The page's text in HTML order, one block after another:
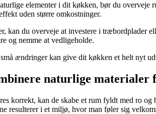
elementer i dit køkken, bør du overveje
uden større omkostninger.
kan du overveje at investere i træbordplader
og nemme at vedligeholde.
ændringer kan give dit køkken et helt nyt
naturlige materialer
korrekt, kan de skabe et rum fyldt med ro
resulterer i et miljø, hvor man føler sig